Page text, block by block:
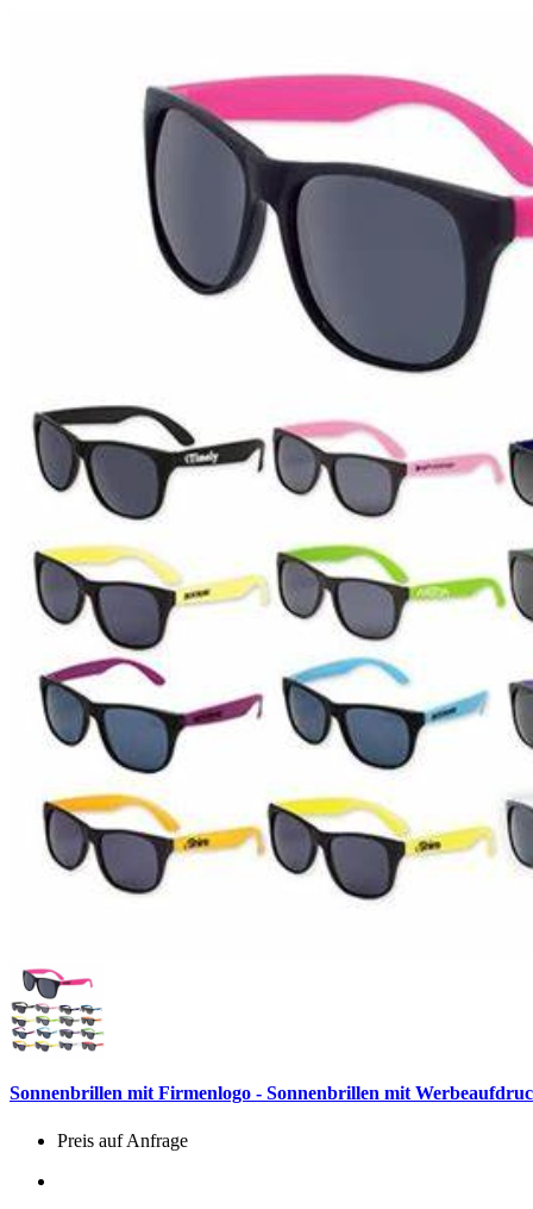
Sonnenbrillen mit Firmenlogo - Sonnenbrillen mit
Preis auf Anfrage